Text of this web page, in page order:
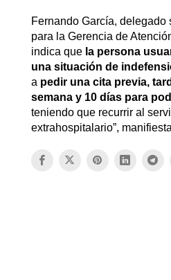
Fernando García, delegado
para la Gerencia de
indica que la persona
una situación de
a pedir una cita previa,
semana y 10 días para
teniendo que recurrir al
extrahospitalario”,